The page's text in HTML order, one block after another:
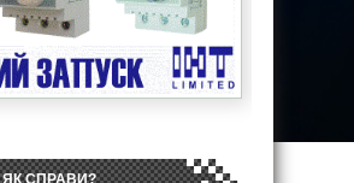
ЯК СПРАВИ?